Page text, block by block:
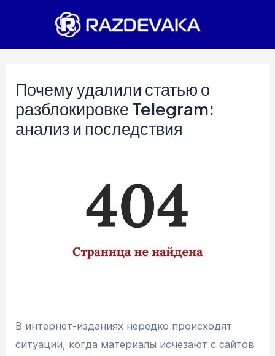
Почему удалили статью о
разблокировке Telegram:
анализ и последствия
В интернет-изданиях нередко происходят
ситуации, когда материалы исчезают с сайтов